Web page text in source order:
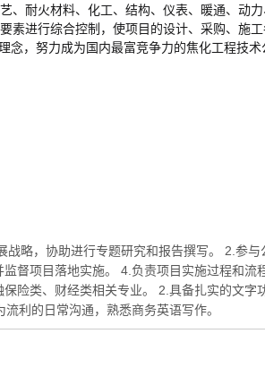
、耐火材料、化工、结构、仪表、暖通、动
素进行综合控制，使项目的设计、采购、施
念，努力成为国内最富竞争力的焦化工程技
战略，协助进行专题研究和报告撰写。 2.参与
督项目落地实施。 4.负责项目实施过程和
险类、财经类相关专业。 2.具备扎实的文字
利的日常沟通，熟悉商务英语写作。